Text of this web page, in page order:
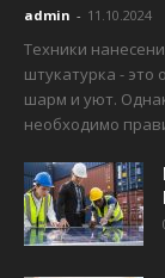
admin - 11.10.2024
Техники
штукатурка - это
шарм и уют.
необходимо